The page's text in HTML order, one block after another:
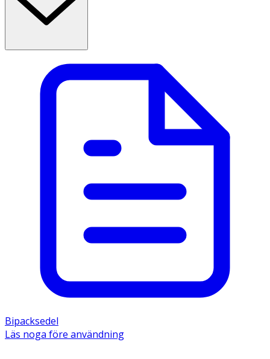
Bipacksedel
Läs noga före användning